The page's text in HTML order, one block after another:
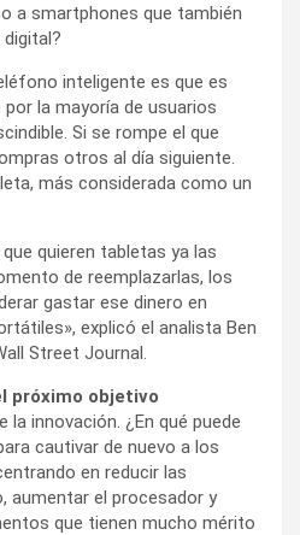
a smartphones que también
inteligente es que es
la mayoría de usuarios
Si se rompe el que
otros al día siguiente.
más considerada como un
quieren tabletas ya las
de reemplazarlas, los
gastar ese dinero en
explicó el analista Ben
Street Journal.
próximo objetivo
la innovación. ¿En qué puede
cautivar de nuevo a los
en reducir las
aumentar el procesador y
que tienen mucho mérito